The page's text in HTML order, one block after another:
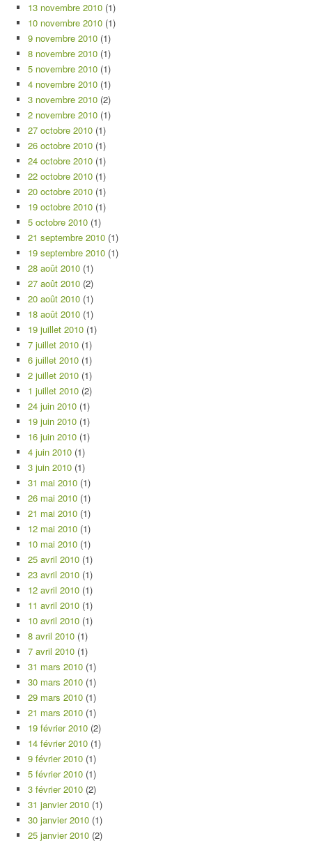
13 novembre 2010 (1)
10 novembre 2010 (1)
9 novembre 2010 (1)
8 novembre 2010 (1)
5 novembre 2010 (1)
4 novembre 2010 (1)
3 novembre 2010 (2)
2 novembre 2010 (1)
27 octobre 2010 (1)
26 octobre 2010 (1)
24 octobre 2010 (1)
22 octobre 2010 (1)
20 octobre 2010 (1)
19 octobre 2010 (1)
5 octobre 2010 (1)
21 septembre 2010 (1)
19 septembre 2010 (1)
28 août 2010 (1)
27 août 2010 (2)
20 août 2010 (1)
18 août 2010 (1)
19 juillet 2010 (1)
7 juillet 2010 (1)
6 juillet 2010 (1)
2 juillet 2010 (1)
1 juillet 2010 (2)
24 juin 2010 (1)
19 juin 2010 (1)
16 juin 2010 (1)
4 juin 2010 (1)
3 juin 2010 (1)
31 mai 2010 (1)
26 mai 2010 (1)
21 mai 2010 (1)
12 mai 2010 (1)
10 mai 2010 (1)
25 avril 2010 (1)
23 avril 2010 (1)
12 avril 2010 (1)
11 avril 2010 (1)
10 avril 2010 (1)
8 avril 2010 (1)
7 avril 2010 (1)
31 mars 2010 (1)
30 mars 2010 (1)
29 mars 2010 (1)
21 mars 2010 (1)
19 février 2010 (2)
14 février 2010 (1)
9 février 2010 (1)
5 février 2010 (1)
3 février 2010 (2)
31 janvier 2010 (1)
30 janvier 2010 (1)
25 janvier 2010 (2)